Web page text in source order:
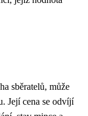
sběratelů, může
Její cena se odvíjí